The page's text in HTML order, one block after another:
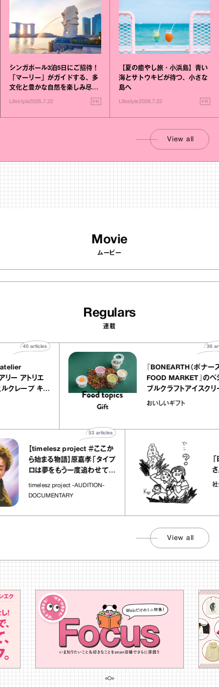
シンガポール3泊5日にご招待！
「マーリー」がガイドする、多
文化と豊かな自然を楽しみ尽く
Lifestyle2026.7.22 PR
【夏の癒やし旅・小浜島】青い
海とサトウキビが待つ、小さな
島へ
Lifestyle2026.7.22 PR
View all
Movie
ムービー
Regulars
連載
atelier
（イクアリー アトリエ
）』のミルクレープ キャ
40
『BONEARTH（
FOOD
ブルクラフトア
｜真野知子の「
おいしいギフト
【timelesz project ＃ここか
ら始まる物語】原嘉孝「タイプ
ロは夢をもう一度追わせてく
れた場所」
timelesz project -AUDITION-
DOCUMENTARY
articles
「日経
さんが解
社会のじ
View all